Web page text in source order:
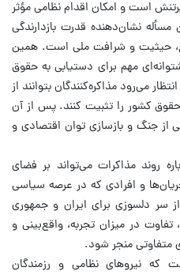
است و امکان اقدام نظامی مؤثر
مسأله نشان‌دهنده قدرت بازدارندگی
حیثیت و شرافت ملی است. همین
مهم برای دستیابی به حقوق
می‌رود مذاکره‌کنندگان بتوانند از
کشور را تثبیت کنند. پس از آن
از جنگ و بازسازی توان اقتصادی و
روند مذاکرات می‌تواند بر فضای
و افرادی که در عرصه سیاسی
سر دلسوزی برای ایران و جمهوری
در میزان تجربه، واقع‌بینی و
متفاوتی منجر شود.
که نیروهای نظامی و رزمندگان